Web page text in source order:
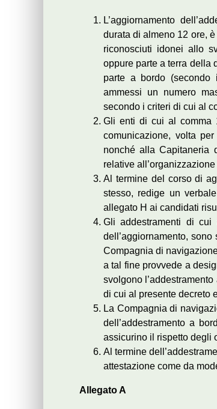
L’aggiornamento
durata di almeno 12 ore,
riconosciuti idonei allo
oppure parte a terra della
parte a bordo (secondo
ammessi un numero
secondo i criteri di cui al
Gli enti di cui al comma
comunicazione, volta
nonché alla Capitaneria
relative
Al termine del corso di
stesso, redige un
allegato H ai candidati
Gli addestramenti di cui
dell’aggiornamento,
Compagnia di
a tal fine provvede a
svolgono
di cui al presente decreto
La Compagnia di
dell’addestramento a
assicurino il rispetto degli
Al termine
attestazione come da
Allegato A